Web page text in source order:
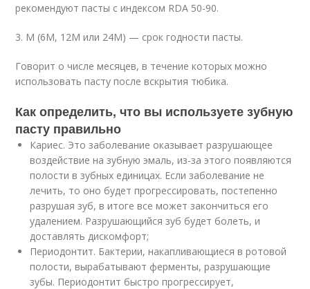
рекомендуют пасты с индексом RDA 50-90.
3. М (6М, 12М или 24М) — срок годности пасты.
Говорит о числе месяцев, в течение которых можно
использовать пасту после вскрытия тюбика.
Как определить, что вы используете зубную
пасту правильно
Кариес. Это заболевание оказывает разрушающее
воздействие на зубную эмаль, из-за этого появляются
полости в зубных единицах. Если заболевание не
лечить, то оно будет прогрессировать, постепенно
разрушая зуб, в итоге все может закончиться его
удалением. Разрушающийся зуб будет болеть, и
доставлять дискомфорт;
Периодонтит. Бактерии, накапливающиеся в ротовой
полости, вырабатывают ферменты, разрушающие
зубы. Периодонтит быстро прогрессирует,